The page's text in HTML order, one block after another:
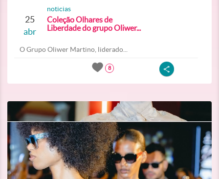
25
abr
noticias
Coleção Olhares de
Liberdade do grupo Oliwer...
O Grupo Oliwer Martino, liderado...
8